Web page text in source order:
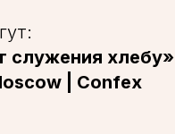
служения хлебу»
| Confex